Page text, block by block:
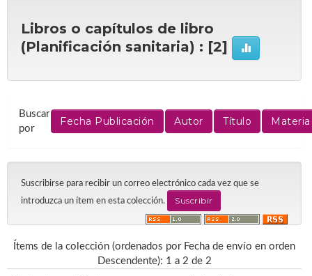
Libros o capítulos de libro
(Planificación sanitaria) : [2]
Buscar
por
Suscribirse para recibir un correo electrónico cada vez que se
introduzca un ítem en esta colección.
Ítems de la colección (ordenados por Fecha de envío en orden
Descendente): 1 a 2 de 2